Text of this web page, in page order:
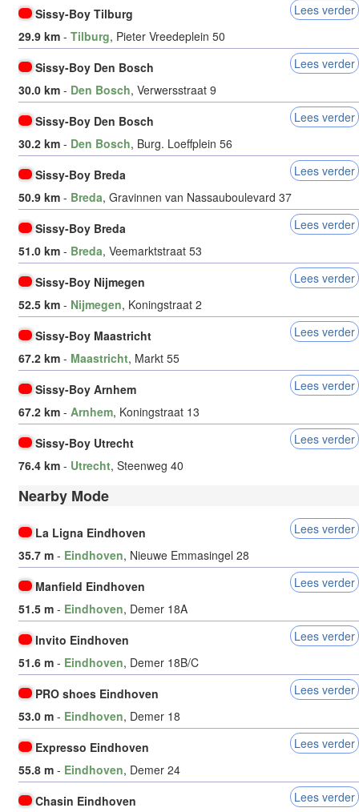
Sissy-Boy Tilburg
Lees verder
29.9 km - Tilburg, Pieter Vreedeplein 50
Sissy-Boy Den Bosch
Lees verder
30.0 km - Den Bosch, Verwersstraat 9
Sissy-Boy Den Bosch
Lees verder
30.2 km - Den Bosch, Burg. Loeffplein 56
Sissy-Boy Breda
Lees verder
50.9 km - Breda, Gravinnen van Nassauboulevard 37
Sissy-Boy Breda
Lees verder
51.0 km - Breda, Veemarktstraat 53
Sissy-Boy Nijmegen
Lees verder
52.5 km - Nijmegen, Koningstraat 2
Sissy-Boy Maastricht
Lees verder
67.2 km - Maastricht, Markt 55
Sissy-Boy Arnhem
Lees verder
67.2 km - Arnhem, Koningstraat 13
Sissy-Boy Utrecht
Lees verder
76.4 km - Utrecht, Steenweg 40
Nearby Mode
La Ligna Eindhoven
Lees verder
35.7 m - Eindhoven, Nieuwe Emmasingel 28
Manfield Eindhoven
Lees verder
51.5 m - Eindhoven, Demer 18A
Invito Eindhoven
Lees verder
51.6 m - Eindhoven, Demer 18B/C
PRO shoes Eindhoven
Lees verder
53.0 m - Eindhoven, Demer 18
Expresso Eindhoven
Lees verder
55.8 m - Eindhoven, Demer 24
Chasin Eindhoven
Lees verder